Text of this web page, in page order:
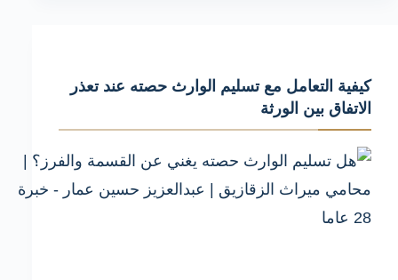
عقد
وتجنب
أسباب
الرفض
كيفية التعامل مع تسليم الوارث حصته عند تعذر
الاتفاق بين الورثة